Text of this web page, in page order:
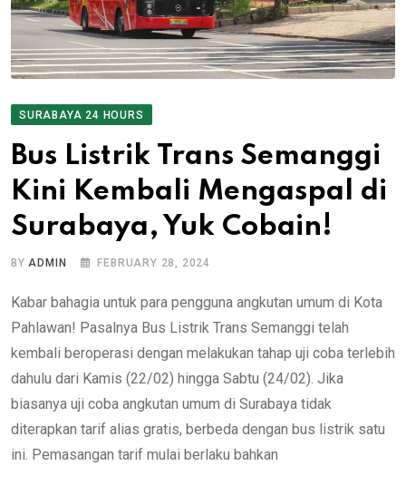
SURABAYA 24 HOURS
Bus Listrik Trans Semanggi
Kini Kembali Mengaspal di
Surabaya, Yuk Cobain!
BY ADMIN FEBRUARY 28, 2024
Kabar bahagia untuk para pengguna angkutan umum di Kota
Pahlawan! Pasalnya Bus Listrik Trans Semanggi telah
kembali beroperasi dengan melakukan tahap uji coba terlebih
dahulu dari Kamis (22/02) hingga Sabtu (24/02). Jika
biasanya uji coba angkutan umum di Surabaya tidak
diterapkan tarif alias gratis, berbeda dengan bus listrik satu
ini. Pemasangan tarif mulai berlaku bahkan